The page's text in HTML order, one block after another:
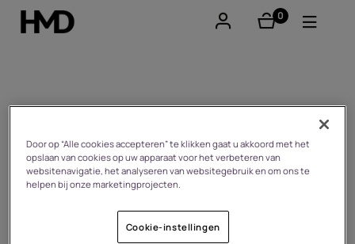
0
product(en)
Smartphones
Feature phones
Accessoires
Aanbiedingen
Sustainability
Door op “Alle cookies accepteren” te klikken gaat u akkoord met het
opslaan van cookies op uw apparaat voor het verbeteren van
websitenavigatie, het analyseren van websitegebruik en om ons te
helpen bij onze marketingprojecten.
Cookie-instellingen